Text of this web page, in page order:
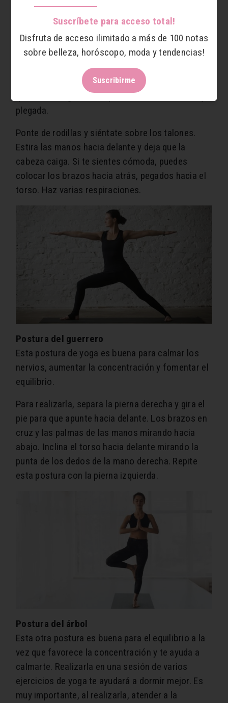
Tras una sesión intensa de yoga, no hay postura
que más se agradezca que la del niño o de la hoja
plegada.
Ponte de rodillas y siéntate sobre los talones.
Estira las manos hacia delante y deja que la
cabeza caiga. Si te sientes cómoda, puedes
colocar los brazos hacia atrás, pegados hacia el
torso. Haz varias respiraciones.
Postura del guerrero
Esta postura de yoga es buena para calmar los
nervios, aumentar la concentración y fomentar el
equilibrio.
Para realizarla, separa la pierna derecha y gira el
pie para que apunte hacia delante. Los brazos en
cruz y las palmas de las manos mirando hacia
abajo. Inclina el torso hacia delante mirando la
punta de los dedos de la mano derecha. Repite
esta postura con la pierna izquierda.
Postura del árbol
Esta otra postura es buena para el equilibrio a la
vez que favorece la concentración y te ayuda a
calmarte. Realizarla en una sesión de varios
ejercicios de yoga te ayudará a dormir mejor. Es
muy importante, al realizarla, atender a la
Suscríbete para acceso total!
Disfruta de acceso ilimitado a más de 100 notas
sobre belleza, horóscopo, moda y tendencias!
Suscribirme